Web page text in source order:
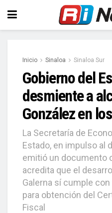
Inicio Sinaloa Sinaloa Sur
Gobierno del
desmiente a
González en
La Secretaría de
Estado, en impulso al
emitió un documento
acredita que el
Galerna sí cumple
para obtención del
Fiscal